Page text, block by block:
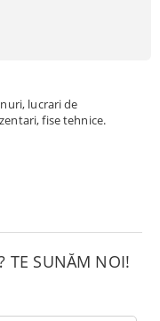
lucrari de
fise tehnice.
TE SUNĂM NOI!